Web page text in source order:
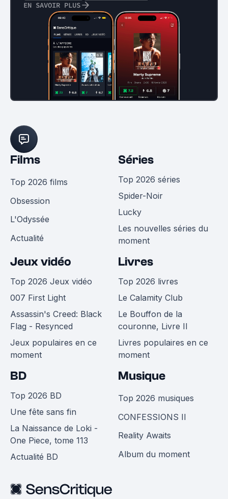
EN SAVOIR PLUS
Films
Top 2026 films
Obsession
L'Odyssée
Actualité
Séries
Top 2026 séries
Spider-Noir
Lucky
Les nouvelles séries du
moment
Jeux vidéo
Top 2026 Jeux vidéo
007 First Light
Assassin's Creed: Black
Flag - Resynced
Jeux populaires en ce
moment
Livres
Top 2026 livres
Le Calamity Club
Le Bouffon de la
couronne, Livre II
Livres populaires en ce
moment
BD
Top 2026 BD
Une fête sans fin
La Naissance de Loki -
One Piece, tome 113
Actualité BD
Musique
Top 2026 musiques
CONFESSIONS II
Reality Awaits
Album du moment